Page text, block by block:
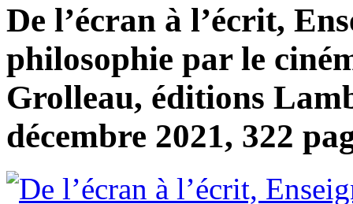
De l’écran à l’écrit,
philosophie par le
Grolleau, éditions
décembre 2021, 322